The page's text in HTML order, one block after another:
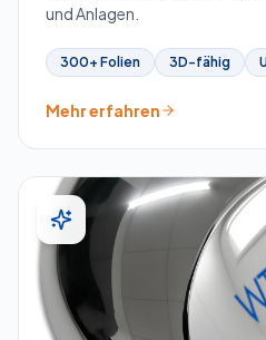
und Anlagen.
300+ Folien 3D-fähig
Mehr erfahren